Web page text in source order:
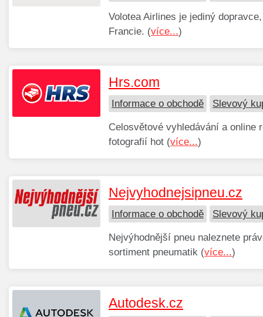
Volotea Airlines je jediný
Francie. (více...)
Hrs.com
Informace o obchodě Slevový
Celosvětové vyhledávání a online
fotografií hot (více...)
Nejvyhodnejsipneu.cz
Informace o obchodě Slevový
Nejvýhodnější pneu naleznete
sortiment pneumatik (více...)
Autodesk.cz